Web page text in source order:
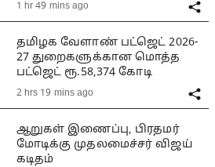
1 hr 49 mins ago
தமிழக வேளாண் பட்ஜெட் 2026-
27 துறைகளுக்கான மொத்த
பட்ஜெட் ரூ.58,374 கோடி
2 hrs 19 mins ago
ஆறுகள் இணைப்பு, பிரதமர்
மோடிக்கு முதலமைச்சர் விஜய்
கடிதம்